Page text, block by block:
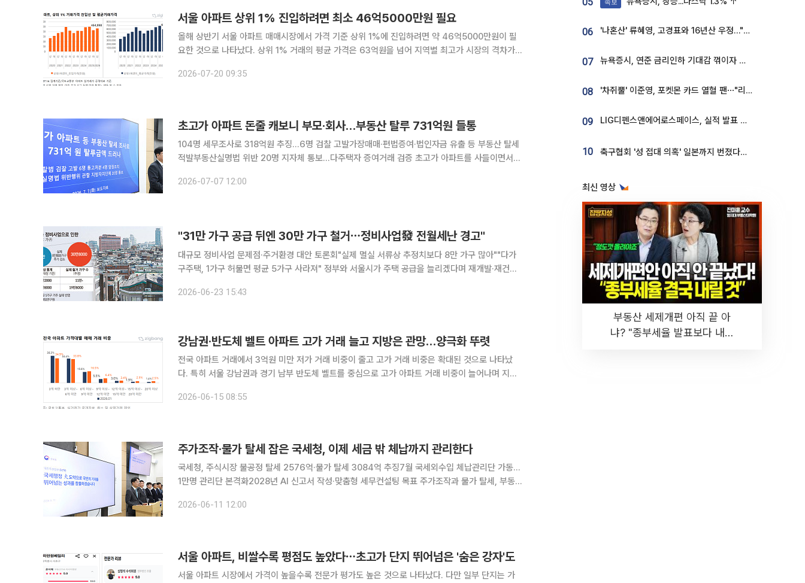
서울 아파트 상위 1% 진입하려면 최소 46억5000만원 필요
올해 상반기 서울 아파트 매매시장에서 가격 기준 상위 1%에 진입하려면 약 46억5000만원이 필
요한 것으로 나타났다. 상위 1% 거래의 평균 가격은 63억원을 넘어 지역별 최고가 시장의 격차가
해 상반기 서울의 상위 1% 거래가격 진입선이 46억4998
2026-07-20 09:35
초고가 아파트 돈줄 캐보니 부모·회사…부동산 탈루 731억원 들통
104명 세무조사로 318억원 추징…6명 검찰 고발가장매매·편법증여·법인자금 유출 등 부동산 탈세
적발부동산실명법 위반 20명 지자체 통보…다주택자 증여거래 검증 초고가 아파트를 사들이면서
적발됐다. 다주택자가 지인이나 가족에게 주택을 형식상 넘긴 뒤 1세대
2026-07-07 12:00
"31만 가구 공급 뒤엔 30만 가구 철거⋯정비사업發 전월세난 경고"
대규모 정비사업 문제점·주거환경 대안 토론회"실제 멸실 서류상 추정치보다 8만 가구 많아""다가
구주택, 1가구 허물면 평균 5가구 사라져" 정부와 서울시가 주택 공급을 늘리겠다며 재개발·재건축
는 경고가 나왔다. 집을 새로 짓는 속도보다 기존 주택을 부수는
2026-06-23 15:43
강남권·반도체 벨트 아파트 고가 거래 늘고 지방은 관망…양극화 뚜렷
전국 아파트 거래에서 3억원 미만 저가 거래 비중이 줄고 고가 거래 비중은 확대된 것으로 나타났
다. 특히 서울 강남권과 경기 남부 반도체 벨트를 중심으로 고가 아파트 거래 비중이 늘어나며 지역
실거래가 자료를 분석한 결과, 지난달 전국 아파트 매매 거래 중
2026-06-15 08:55
주가조작·물가 탈세 잡은 국세청, 이제 세금 밖 체납까지 관리한다
국세청, 주식시장 불공정 탈세 2576억·물가 탈세 3084억 추징7월 국세외수입 체납관리단 가동…
1만명 관리단 본격화2028년 AI 신고서 작성·맞춤형 세무컨설팅 목표 주가조작과 물가 탈세, 부동
으로 넓어진다. 세금 체납을 추적해온 국세청이 각 부처에 흩어진
2026-06-11 12:00
서울 아파트, 비쌀수록 평점도 높았다⋯초고가 단지 뛰어넘은 '숨은 강자'도
서울 아파트 시장에서 가격이 높을수록 전문가 평가도 높은 것으로 나타났다. 다만 일부 단지는 가
속보
06 '나혼산' 류혜영, 고경표와 16년산 우정…"자취방서 부모님과 마주쳐"
07 뉴욕증시, 연준 금리인하 기대감 꺾이자 상승...S&P500 사상 최고치 [종합]
08 '차쥐뿔' 이준영, 포켓몬 카드 열혈 팬⋯"리셀러 처단할 것"
09 LIG디펜스앤에어로스페이스, 실적 발표 후 급락→반등⋯증권가 “28년까지 튼튼”
10 축구협회 '성 접대 의혹' 일본까지 번졌다…日 심판 실명 공개
최신 영상
부동산 세제개편 아직 끝 아
냐? "종부세율 발표보다 내릴